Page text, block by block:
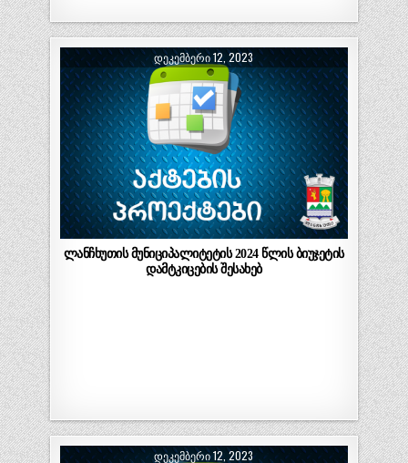
ᲓᲔᲙᲔᲛᲑᲔᲠᲘ 12, 2023
ლანჩხუთის მუნიციპალიტეტის 2024 წლის ბიუჯეტის
დამტკიცების შესახებ
ᲓᲔᲙᲔᲛᲑᲔᲠᲘ 12, 2023